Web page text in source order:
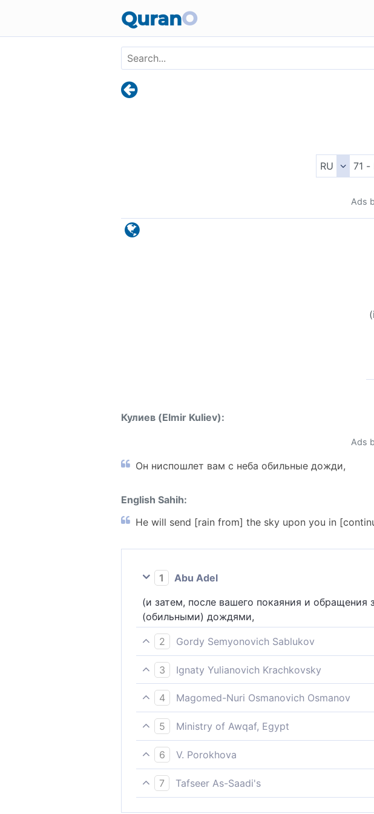
QuranO
Ads
Кулиев (Elmir Kuliev):
Ads
Он ниспошлет вам с неба обильные дожди,
English Sahih:
He will send [rain from] the sky upon you in
1
Abu Adel
(и затем, после вашего покаяния и
(обильными) дождями,
2
Gordy Semyonovich Sablukov
Он повелевает небу проливать для вас
3
Ignaty Yulianovich Krachkovsky
Он пошлет на вас небо дождем,
4
Magomed-Nuri Osmanovich Osmanov
Он ниспошлет вам с неба обильный дождь,
5
Ministry of Awqaf, Egypt
Он низведёт вам с неба обильный дождь
6
V. Porokhova
Он (с неба) вам обильный дождь пошлет,
7
Tafseer As-Saadi's